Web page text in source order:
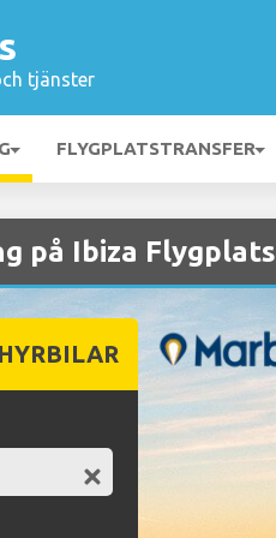
tjänster
FLYGPLATSTRANSFER
på Ibiza Flygplats